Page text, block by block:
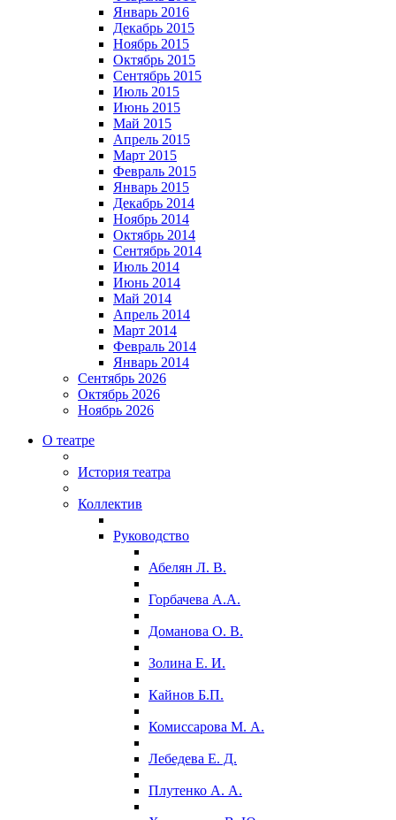
Январь 2016
Декабрь 2015
Ноябрь 2015
Октябрь 2015
Сентябрь 2015
Июль 2015
Июнь 2015
Май 2015
Апрель 2015
Март 2015
Февраль 2015
Январь 2015
Декабрь 2014
Ноябрь 2014
Октябрь 2014
Сентябрь 2014
Июль 2014
Июнь 2014
Май 2014
Апрель 2014
Март 2014
Февраль 2014
Январь 2014
Сентябрь 2026
Октябрь 2026
Ноябрь 2026
О театре
История театра
Коллектив
Руководство
Абелян Л. В.
Горбачева А.А.
Доманова О. В.
Золина Е. И.
Кайнов Б.П.
Комиссарова М. А.
Лебедева Е. Д.
Плутенко А. А.